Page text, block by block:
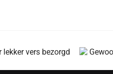
lekker vers bezorgd